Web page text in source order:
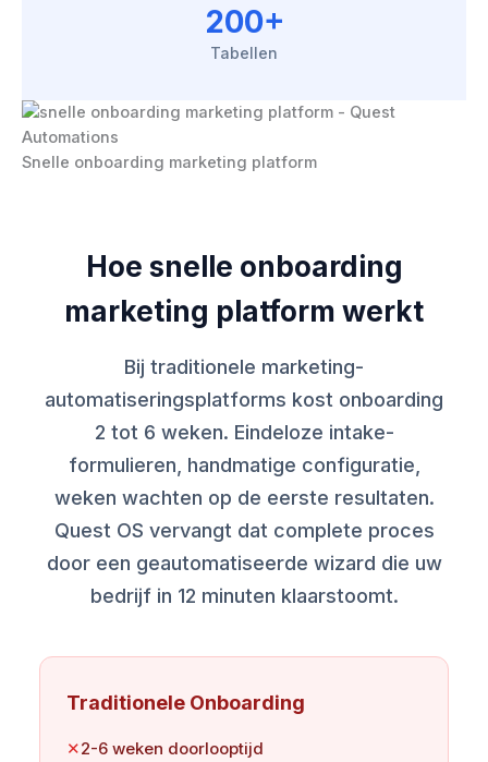
200+
Tabellen
Snelle onboarding marketing platform
Hoe snelle onboarding
marketing platform werkt
Bij traditionele marketing-
automatiseringsplatforms kost onboarding
2 tot 6 weken. Eindeloze intake-
formulieren, handmatige configuratie,
weken wachten op de eerste resultaten.
Quest OS vervangt dat complete proces
door een geautomatiseerde wizard die uw
bedrijf in 12 minuten klaarstoomt.
Traditionele Onboarding
✕2-6 weken doorlooptijd